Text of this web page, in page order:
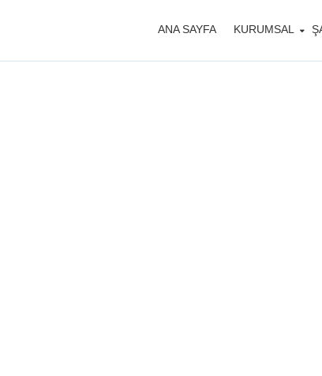
ANA SAYFA KURUMSAL